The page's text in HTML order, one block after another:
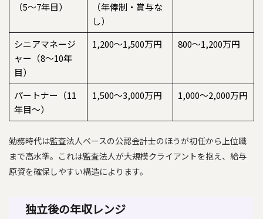
（5〜7年目）
（年俸制・賞与な
し）
シニアマネージ
ャー（8〜10年
目）
1,200〜1,500万円 800〜1,200万円
パートナー（11
年目〜）
1,500〜3,000万円 1,000〜2,000万円
勤務時代は監査法人ベースの公認会計士のほうが初任から上位職
まで高水準。これは監査法人が大規模クライアントを抱え、給与
原資を確保しやすい構造によります。
独立後の年収レンジ